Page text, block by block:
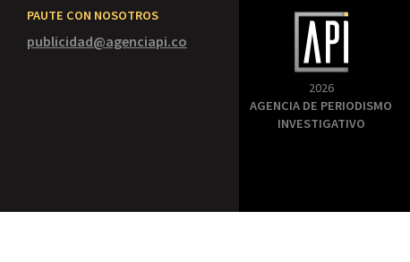
PAUTE CON NOSOTROS
publicidad@agenciapi.co
2026
AGENCIA DE PERIODISMO
INVESTIGATIVO